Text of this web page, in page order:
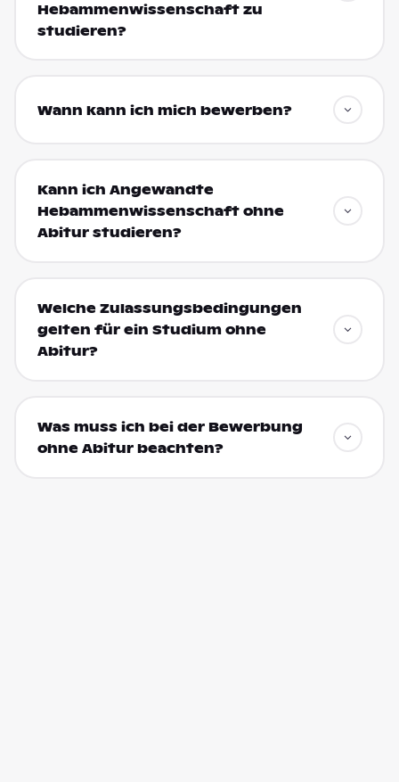
Hebammenwissenschaft zu
studieren?
Wann kann ich mich bewerben?
Kann ich Angewandte
Hebammenwissenschaft ohne
Abitur studieren?
Welche Zulassungsbedingungen
gelten für ein Studium ohne
Abitur?
Was muss ich bei der Bewerbung
ohne Abitur beachten?